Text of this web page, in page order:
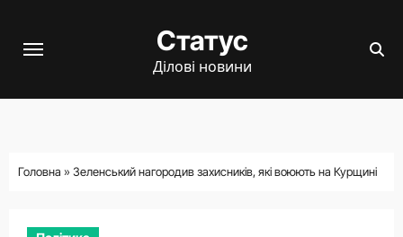
Статус
Ділові новини
Головна » Зеленський нагородив захисників, які воюють на Курщині